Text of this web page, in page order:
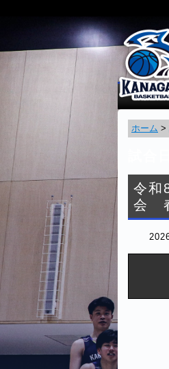
ホーム >
令和
会